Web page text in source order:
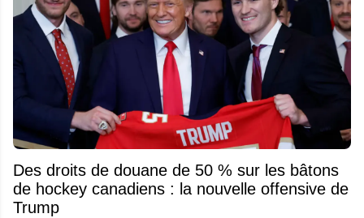
Des droits de douane de 50 % sur les bâtons
de hockey canadiens : la nouvelle offensive de
Trump